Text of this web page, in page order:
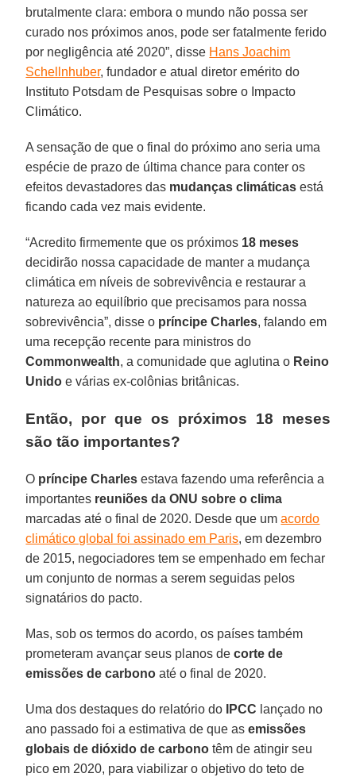
brutalmente clara: embora o mundo não possa ser
curado nos próximos anos, pode ser fatalmente ferido
por negligência até 2020”, disse Hans Joachim
Schellnhuber, fundador e atual diretor emérito do
Instituto Potsdam de Pesquisas sobre o Impacto
Climático.
A sensação de que o final do próximo ano seria uma
espécie de prazo de última chance para conter os
efeitos devastadores das mudanças climáticas está
ficando cada vez mais evidente.
“Acredito firmemente que os próximos 18 meses
decidirão nossa capacidade de manter a mudança
climática em níveis de sobrevivência e restaurar a
natureza ao equilíbrio que precisamos para nossa
sobrevivência”, disse o príncipe Charles, falando em
uma recepção recente para ministros do
Commonwealth, a comunidade que aglutina o Reino
Unido e várias ex-colônias britânicas.
Então, por que os próximos 18 meses
são tão importantes?
O príncipe Charles estava fazendo uma referência a
importantes reuniões da ONU sobre o clima
marcadas até o final de 2020. Desde que umacordo
climático global foi assinado em Paris, em dezembro
de 2015, negociadores tem se empenhado em fechar
um conjunto de normas a serem seguidas pelos
signatários do pacto.
Mas, sob os termos do acordo, os países também
prometeram avançar seus planos de corte de
emissões de carbono até o final de 2020.
Uma dos destaques do relatório do IPCC lançado no
ano passado foi a estimativa de que asemissões
globais de dióxido de carbono têm de atingir seu
pico em 2020, para viabilizar o objetivo do teto de